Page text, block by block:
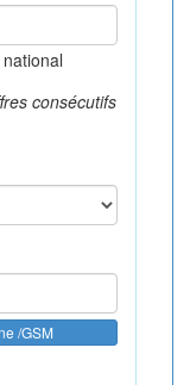
consécutifs
/GSM